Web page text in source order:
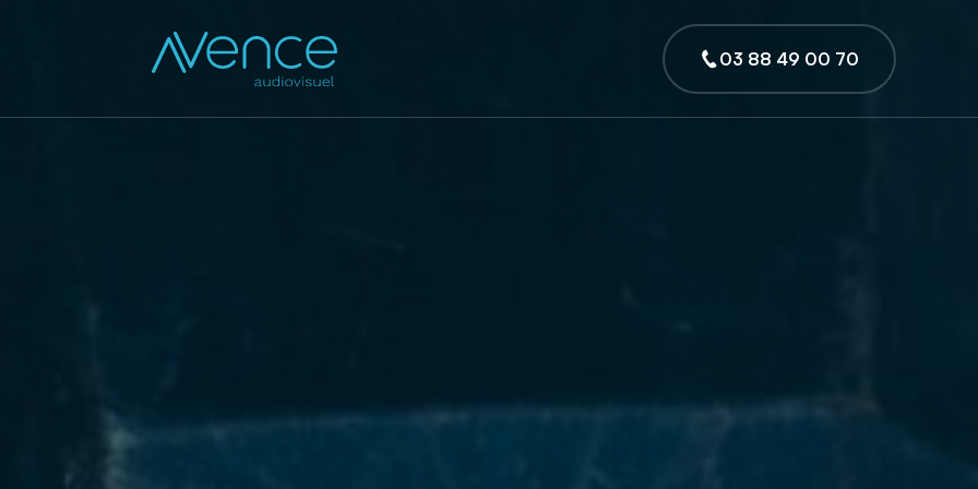
03 88 49 00 70